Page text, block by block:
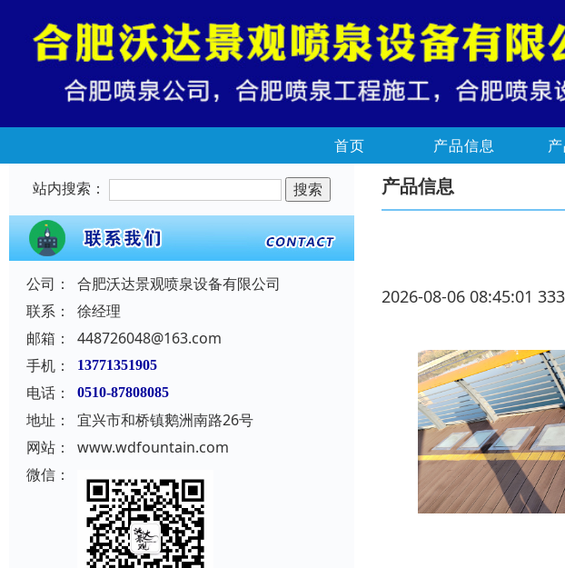
首页 产品信息
站内搜索：
公司：
合肥沃达景观喷泉设备有限公司
联系：
徐经理
邮箱：
448726048@163.com
手机：
13771351905
电话： 0510-87808085
地址：
宜兴市和桥镇鹅洲南路26号
网站：
www.wdfountain.com
微信：
产品信息
2026-08-06 08:45:01